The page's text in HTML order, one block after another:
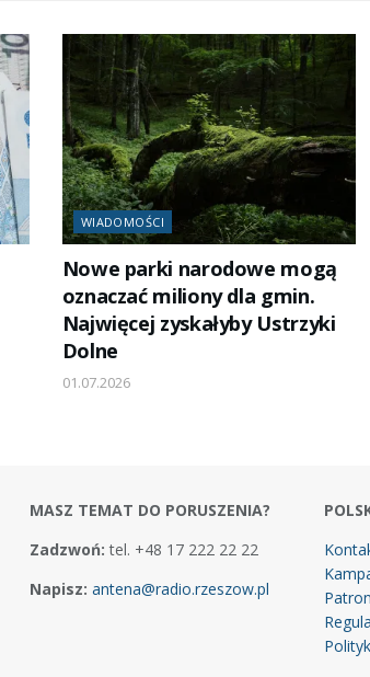
WIADOMOŚCI
Nowe parki narodowe mogą
oznaczać miliony dla gmin.
Najwięcej zyskałyby Ustrzyki
Dolne
01.07.2026
MASZ TEMAT DO PORUSZENIA?
Zadzwoń: tel. +48 17 222 22 22
Napisz: antena@radio.rzeszow.pl